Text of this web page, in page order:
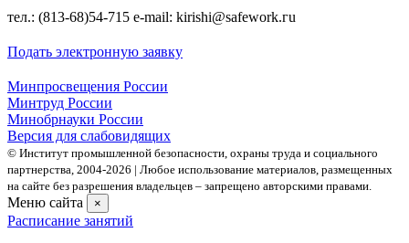
тел.: (813-68)54-715 е-mаil: kirishi@safework.гu
Подать электронную заявку
Минпросвещения России
Минтруд России
Минобрнауки России
Версия для слабовидящих
© Институт промышленной безопасности, охраны труда и социального
партнерства, 2004- 2026 | Любое использование материалов, размещенных
на сайте без разрешения владельцев – запрещено авторскими правами.
Меню сайта ×
Расписание занятий